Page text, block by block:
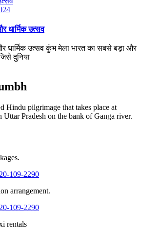
धार्मिक उत्सव
धार्मिक उत्सव कुंभ मेला भारत का सबसे बड़ा और
दुनिया
Hindu pilgrimage that takes place at
Pradesh on the bank of Ganga river.
109-2290
arrangement.
109-2290
rentals